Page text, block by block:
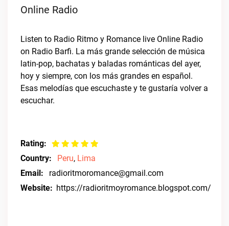
Online Radio
Listen to Radio Ritmo y Romance live Online Radio
on Radio Barfi. La más grande selección de música
latin-pop, bachatas y baladas románticas del ayer,
hoy y siempre, con los más grandes en español.
Esas melodías que escuchaste y te gustaría volver a
escuchar.
Rating:
Country:
Peru, Lima
Email:
radioritmoromance@gmail.com
Website: https://radioritmoyromance.blogspot.com/